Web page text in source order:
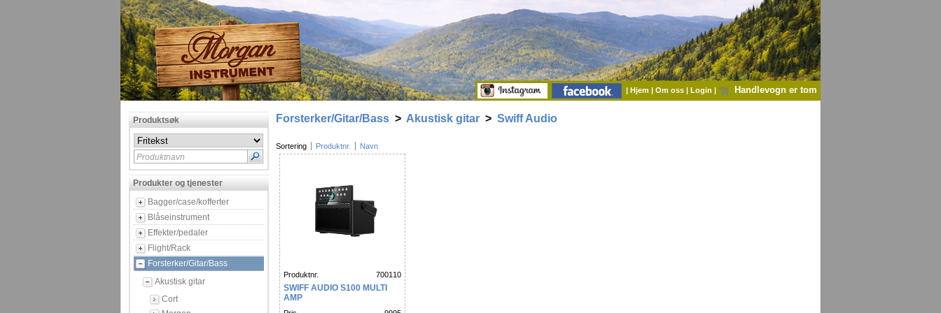
| Hjem | Om oss | Login | Handlevogn er tom
Produktsøk
Produktnavn
Produkter og tjenester
Bagger/case/kofferter
Blåseinstrument
Effekter/pedaler
Flight/Rack
Forsterker/Gitar/Bass
Akustisk gitar
Cort
Forsterker/Gitar/Bass > Akustisk gitar > Swiff Audio
Sortering Produktnr. Navn
Produktnr. 700110
SWIFF AUDIO S100 MULTI
AMP